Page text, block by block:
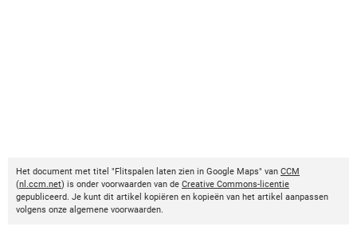
Het document met titel "Flitspalen laten zien in Google Maps" van CCM
(nl.ccm.net) is onder voorwaarden van de Creative Commons-licentie
gepubliceerd. Je kunt dit artikel kopiëren en kopieën van het artikel aanpassen
volgens onze algemene voorwaarden.